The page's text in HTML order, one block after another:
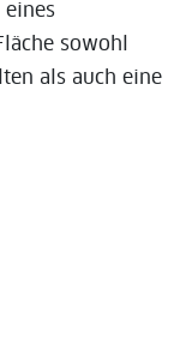
eines
sowohl
als auch eine